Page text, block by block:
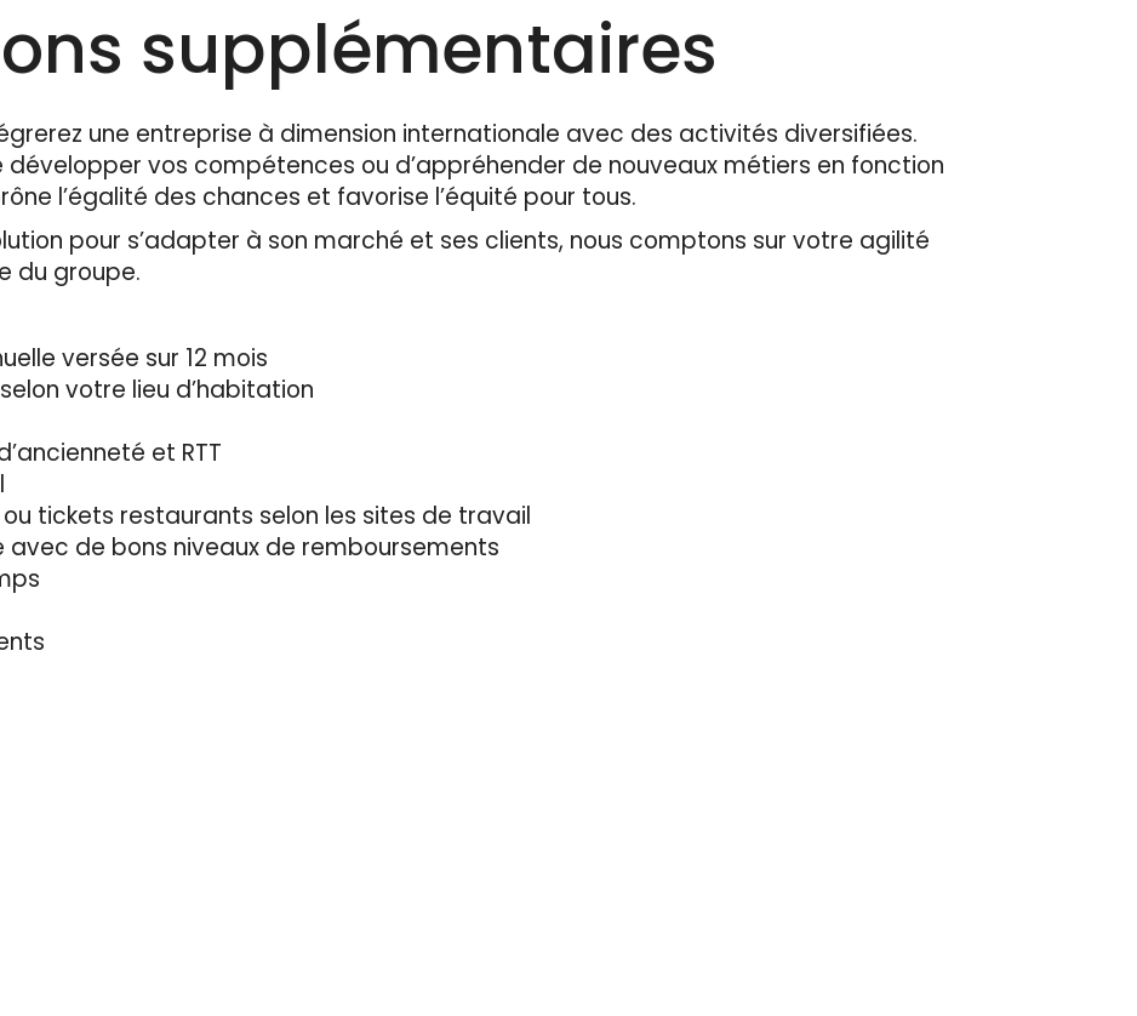
supplémentaires
une entreprise à dimension internationale avec des activités diversifiées.
développer vos compétences ou d’appréhender de nouveaux métiers en fonction
l’égalité des chances et favorise l’équité pour tous.
pour s’adapter à son marché et ses clients, nous comptons sur votre agilité
du groupe.
versée sur 12 mois
votre lieu d’habitation
et RTT
tickets restaurants selon les sites de travail
avec de bons niveaux de remboursements